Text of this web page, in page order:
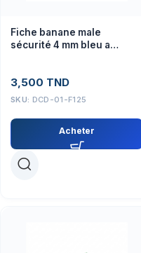
Fiche banane male
sécurité 4 mm bleu a
3,500 TND
SKU: DCD-01-F125
Acheter